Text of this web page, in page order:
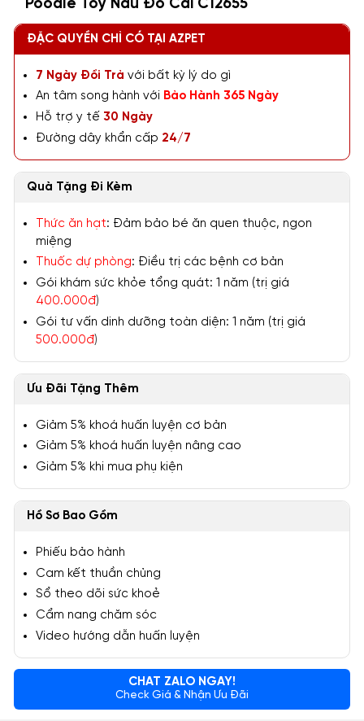
Poodle Toy Nâu Đỏ Cái C12655
ĐẶC QUYỀN CHỈ CÓ TẠI AZPET
7 Ngày Đổi Trả với bất kỳ lý do gì
An tâm song hành với Bảo Hành 365 Ngày
Hỗ trợ y tế 30 Ngày
Đường dây khẩn cấp 24/7
Quà Tặng Đi Kèm
Thức ăn hạt: Đảm bảo bé ăn quen thuộc, ngon
miệng
Thuốc dự phòng: Điều trị các bệnh cơ bản
Gói khám sức khỏe tổng quát: 1 năm (trị giá
400.000đ)
Gói tư vấn dinh dưỡng toàn diện: 1 năm (trị giá
500.000đ)
Ưu Đãi Tặng Thêm
Giảm 5% khoá huấn luyện cơ bản
Giảm 5% khoá huấn luyện nâng cao
Giảm 5% khi mua phụ kiện
Hồ Sơ Bao Gồm
Phiếu bảo hành
Cam kết thuần chủng
Sổ theo dõi sức khoẻ
Cẩm nang chăm sóc
Video hướng dẫn huấn luyện
CHAT ZALO NGAY!
Check Giá & Nhận Ưu Đãi